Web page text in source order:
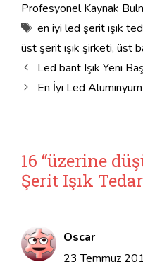
Profesyonel Kaynak
Etiketler
en iyi led şerit ışık
üst şerit ışık şirketi, üst
Led bant Işık Yeni
En İyi Led
16 “üzerine
Şerit Işık
Oscar
23 Temmuz